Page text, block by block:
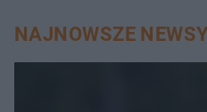
NAJNOWSZE